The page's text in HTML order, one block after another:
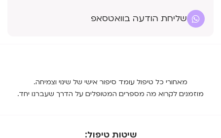
שליחת הודעה בוואטסאפ
מאחורי כל טיפול עומד סיפור אישי של שינוי וצמיחה.
מוזמנים לקרוא מה מספרים המטופלים על הדרך שעברנו יחד.
שיטות טיפול: